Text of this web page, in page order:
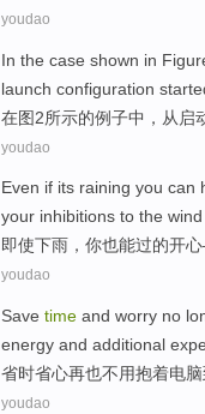
youdao
In the case shown in
launch configuration
在图2所示的例子中 ， 从 启
youdao
Even if its raining you can
your inhibitions to the
即使下雨 ， 你也能过的开心
youdao
Save time and worry no
energy and additional
省时省心再也不用抱着电脑
youdao